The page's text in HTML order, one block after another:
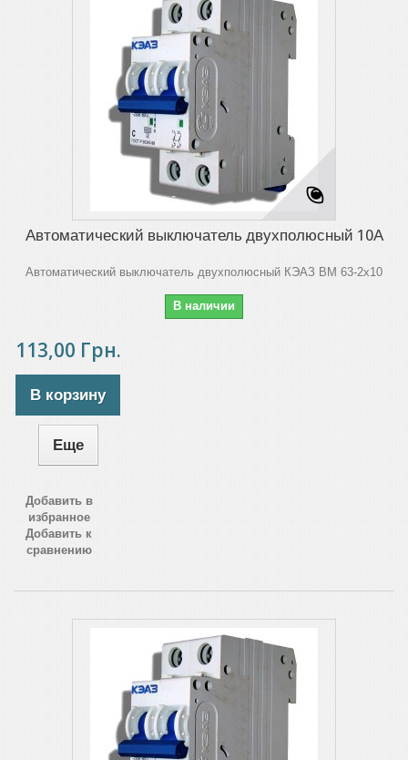
Автоматический выключатель двухполюсный 10А
Автоматический выключатель двухполюсный КЭАЗ ВМ 63-2х10
В наличии
113,00 Грн.
В корзину
Еще
Добавить в
избранное
Добавить к
сравнению